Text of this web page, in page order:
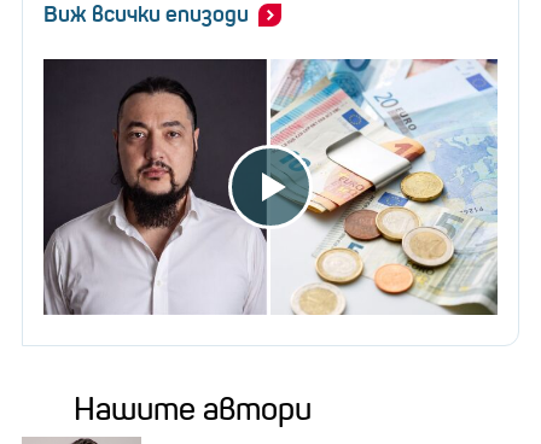
Виж всички епизоди
Нашите автори